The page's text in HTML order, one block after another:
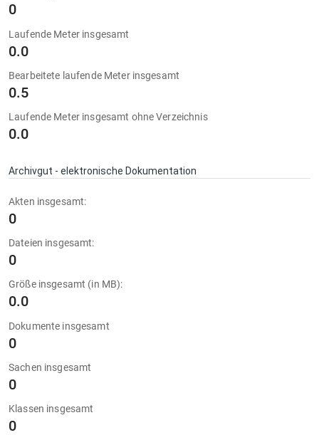
0
Laufende Meter insgesamt
0.0
Bearbeitete laufende Meter insgesamt
0.5
Laufende Meter insgesamt ohne Verzeichnis
0.0
Archivgut - elektronische Dokumentation
Akten insgesamt:
0
Dateien insgesamt:
0
Größe insgesamt (in MB):
0.0
Dokumente insgesamt
0
Sachen insgesamt
0
Klassen insgesamt
0